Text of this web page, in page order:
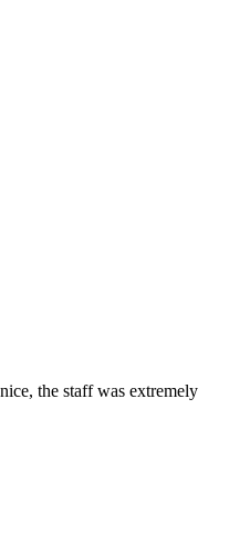
the staff was extremely